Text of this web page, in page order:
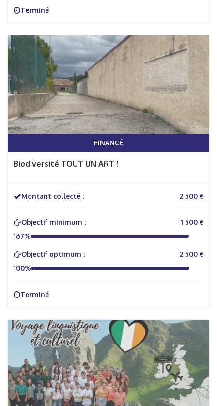
Terminé
FINANCÉ
Biodiversité TOUT UN ART !
Montant collecté : 2 500 €
Objectif minimum :
1 500 €
167%
Objectif optimum :
2 500 €
100%
Terminé